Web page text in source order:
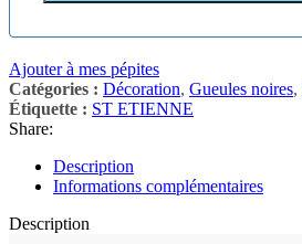
Ajouter à mes pépites
Catégories : Décoration, Gueules noires,
Étiquette : ST ETIENNE
Share:
Description
Informations complémentaires
Description